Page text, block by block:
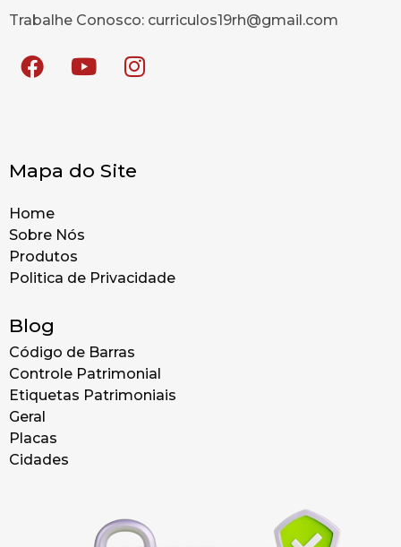
Trabalhe Conosco: curriculos19rh@gmail.com
Mapa do Site
Home
Sobre Nós
Produtos
Politica de Privacidade
Blog
Código de Barras
Controle Patrimonial
Etiquetas Patrimoniais
Geral
Placas
Cidades